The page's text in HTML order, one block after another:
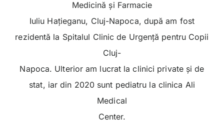
Medicină și Farmacie
Iuliu Hațieganu, Cluj-Napoca, după am fost
rezidentă la Spitalul Clinic de Urgență pentru Copii
Cluj-
Napoca. Ulterior am lucrat la clinici private și de
stat, iar din 2020 sunt pediatru la clinica Ali
Medical
Center.